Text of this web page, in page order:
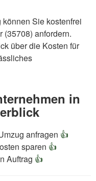
Sie kostenfrei
(35708) anfordern.
über die Kosten für
in
anfragen 👍
sparen 👍
Auftrag 👍